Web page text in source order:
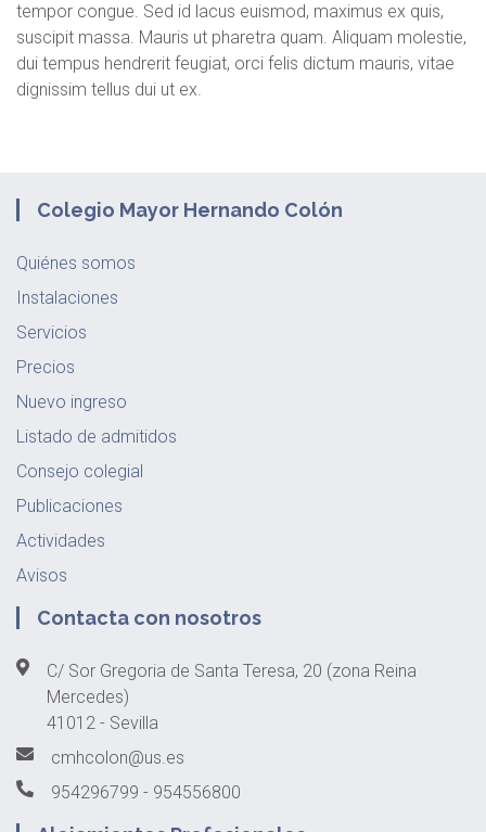
tempor congue. Sed id lacus euismod, maximus ex quis,
suscipit massa. Mauris ut pharetra quam. Aliquam molestie,
dui tempus hendrerit feugiat, orci felis dictum mauris, vitae
dignissim tellus dui ut ex.
Colegio Mayor Hernando Colón
Quiénes somos
Instalaciones
Servicios
Precios
Nuevo ingreso
Listado de admitidos
Consejo colegial
Publicaciones
Actividades
Avisos
Contacta con nosotros
C/ Sor Gregoria de Santa Teresa, 20 (zona Reina
Mercedes)
41012 - Sevilla
cmhcolon@us.es
954296799 - 954556800